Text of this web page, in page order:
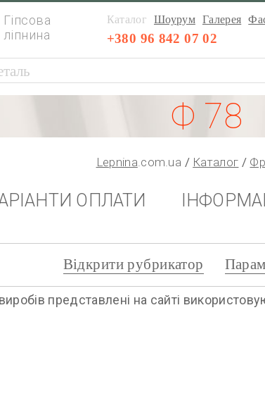
Гіпсова
ліпнина
Каталог Шоурум Галерея
+380 96 842 07 02
Ф 78
Lepnina.com.ua Каталог
ОПЛАТИ
Відкрити рубрикатор
представлені на сайті